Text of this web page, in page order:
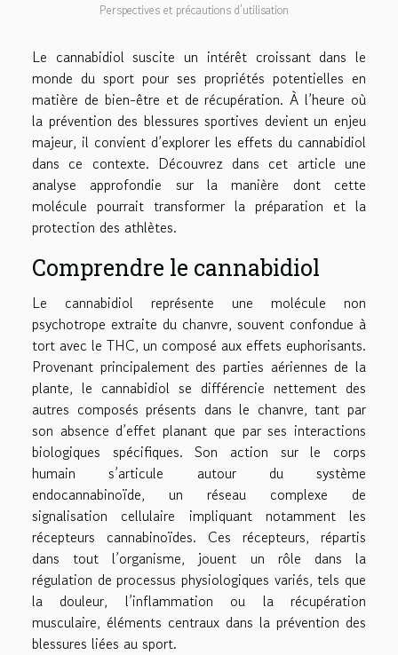
Perspectives et précautions d’utilisation
Le cannabidiol suscite un intérêt croissant dans le
monde du sport pour ses propriétés potentielles en
matière de bien-être et de récupération. À l’heure où
la prévention des blessures sportives devient un enjeu
majeur, il convient d’explorer les effets du cannabidiol
dans ce contexte. Découvrez dans cet article une
analyse approfondie sur la manière dont cette
molécule pourrait transformer la préparation et la
protection des athlètes.
Comprendre le cannabidiol
Le cannabidiol représente une molécule non
psychotrope extraite du chanvre, souvent confondue à
tort avec le THC, un composé aux effets euphorisants.
Provenant principalement des parties aériennes de la
plante, le cannabidiol se différencie nettement des
autres composés présents dans le chanvre, tant par
son absence d’effet planant que par ses interactions
biologiques spécifiques. Son action sur le corps
humain s’articule autour du système
endocannabinoïde, un réseau complexe de
signalisation cellulaire impliquant notamment les
récepteurs cannabinoïdes. Ces récepteurs, répartis
dans tout l’organisme, jouent un rôle dans la
régulation de processus physiologiques variés, tels que
la douleur, l’inflammation ou la récupération
musculaire, éléments centraux dans la prévention des
blessures liées au sport.